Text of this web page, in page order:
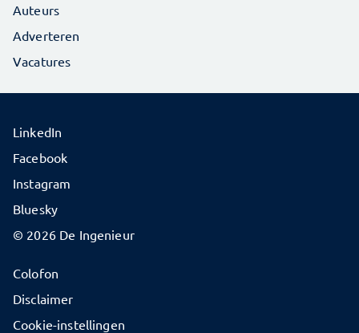
Auteurs
Adverteren
Vacatures
© 2026 De Ingenieur
Colofon
Disclaimer
Cookie-instellingen
LinkedIn
Facebook
Instagram
Bluesky